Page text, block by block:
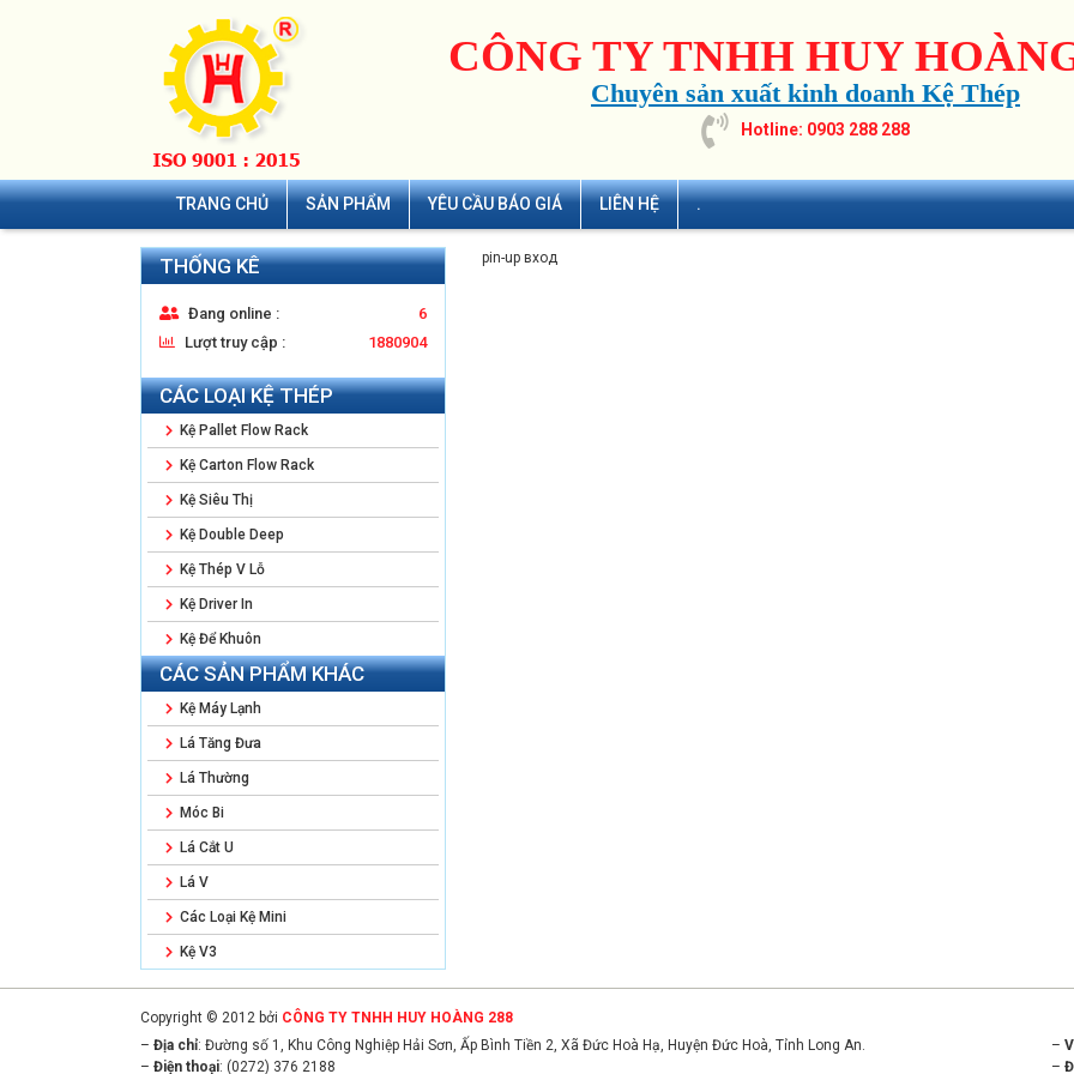
CÔNG TY TNHH HUY
Chuyên sản xuất kinh doanh Kệ Thép
Hotline: 0903 288 288
TRANG CHỦ SẢN PHẨM YÊU CẦU BÁO GIÁ LIÊN HỆ .
THỐNG KÊ
Đang online :
6
Lượt truy cập :
1880904
CÁC LOẠI KỆ THÉP
Kệ Pallet Flow Rack
Kệ Carton Flow Rack
Kệ Siêu Thị
Kệ Double Deep
Kệ Thép V Lỗ
Kệ Driver In
Kệ Để Khuôn
CÁC SẢN PHẨM KHÁC
Kệ Máy Lạnh
Lá Tăng Đưa
Lá Thường
Móc Bi
Lá Cắt U
Lá V
Các Loại Kệ Mini
Kệ V3
pin-up вход
Copyright © 2012 bởi CÔNG TY TNHH HUY HOÀNG 288
– Địa chỉ: Đường số 1, Khu Công Nghiệp Hải Sơn, Ấp Bình Tiền 2, Xã Đức Hoà Hạ, Huyện Đức Hoà, Tỉnh Long An.
– Điện thoại: (0272) 376 2188
–
–